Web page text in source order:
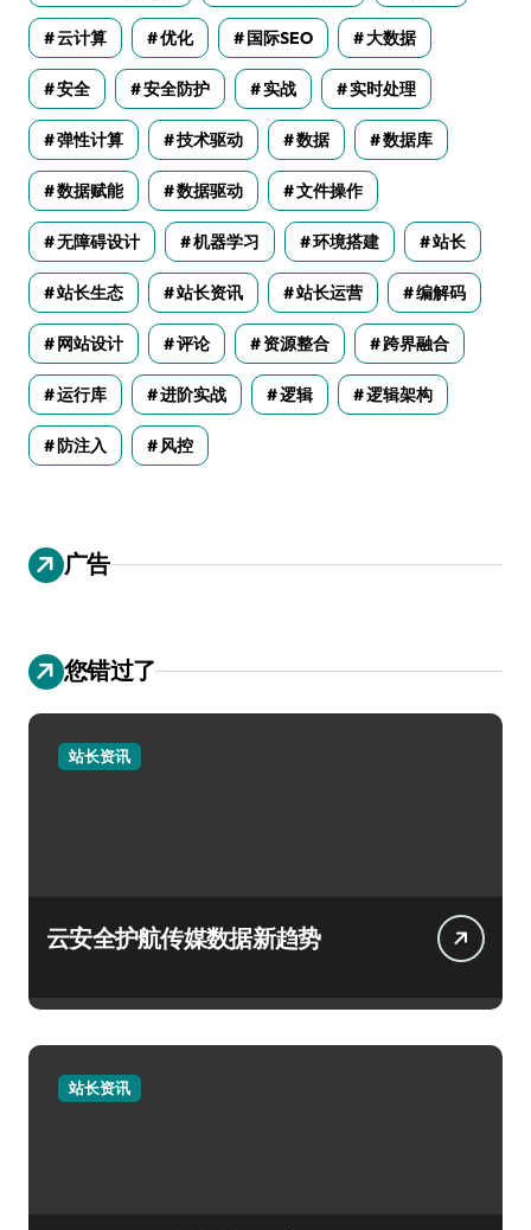
云计算 优化 国际SEO 大数据
安全 安全防护 实战 实时处理
弹性计算 技术驱动 数据 数据库
数据赋能 数据驱动 文件操作
无障碍设计 机器学习 环境搭建 站长
站长生态 站长资讯 站长运营 编解码
网站设计 评论 资源整合 跨界融合
运行库 进阶实战 逻辑 逻辑架构
防注入 风控
广告
您错过了
站长资讯
云安全护航传媒数据新趋势
站长资讯